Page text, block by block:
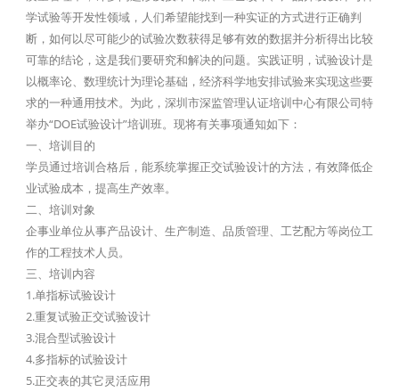
学试验等开发性领域，人们希望能找到一种实证的方式进行正确判
断，如何以尽可能少的试验次数获得足够有效的数据并分析得出比较
可靠的结论，这是我们要研究和解决的问题。实践证明，试验设计是
以概率论、数理统计为理论基础，经济科学地安排试验来实现这些要
求的一种通用技术。为此，深圳市深监管理认证培训中心有限公司特
举办“DOE试验设计”培训班。现将有关事项通知如下：
一、培训目的
学员通过培训合格后，能系统掌握正交试验设计的方法，有效降低企
业试验成本，提高生产效率。
二、培训对象
企事业单位从事产品设计、生产制造、品质管理、工艺配方等岗位工
作的工程技术人员。
三、培训内容
1.单指标试验设计
2.重复试验正交试验设计
3.混合型试验设计
4.多指标的试验设计
5.正交表的其它灵活应用